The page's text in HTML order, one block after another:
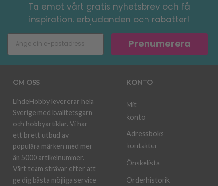
Ta emot vårt gratis nyhetsbrev och få
inspiration, erbjudanden och rabatter!
Prenumerera
OM OSS
LindeHobby levererar hela
Sverige med kvalitetsgarn
och hobbyartiklar. Vi har
ett brett utbud av
populära märken med mer
än 5000 artikelnummer.
Vårt team strävar efter att
ge dig bästa möjliga service
KONTO
Mit
konto
Adressboks
kontakter
Önskelista
Orderhistorik